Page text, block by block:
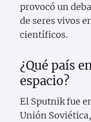
provocó un
de seres vivos
científicos.
¿Qué país
espacio?
El Sputnik fue
Unión